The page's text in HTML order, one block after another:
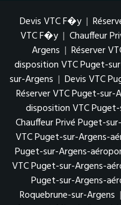
Devis VTC F�y |
VTC F�y | Chauffeur
Argens | Réserver
disposition VTC Puget-
sur-Argens | Devis VTC
Réserver VTC Puget-
disposition VTC
Chauffeur Privé Puget-
VTC Puget-sur-Argens-
Puget-sur-Argens-
VTC Puget-sur-Argens-
Puget-sur-Argens-
Roquebrune-sur-Argens |